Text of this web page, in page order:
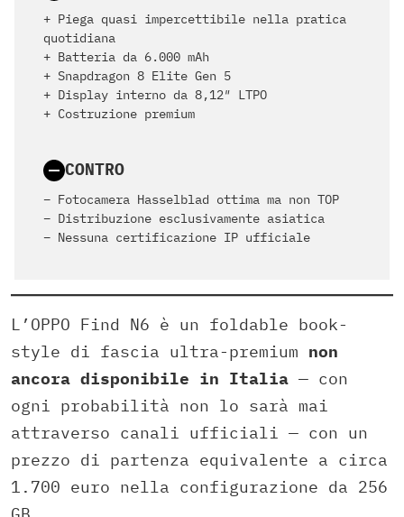
+ Piega quasi impercettibile nella pratica
quotidiana
+ Batteria da 6.000 mAh
+ Snapdragon 8 Elite Gen 5
+ Display interno da 8,12″ LTPO
+ Costruzione premium
CONTRO
– Fotocamera Hasselblad ottima ma non TOP
– Distribuzione esclusivamente asiatica
– Nessuna certificazione IP ufficiale
L’OPPO Find N6 è un foldable book-
style di fascia ultra-premium non
ancora disponibile in Italia — con
ogni probabilità non lo sarà mai
attraverso canali ufficiali — con un
prezzo di partenza equivalente a circa
1.700 euro nella configurazione da 256